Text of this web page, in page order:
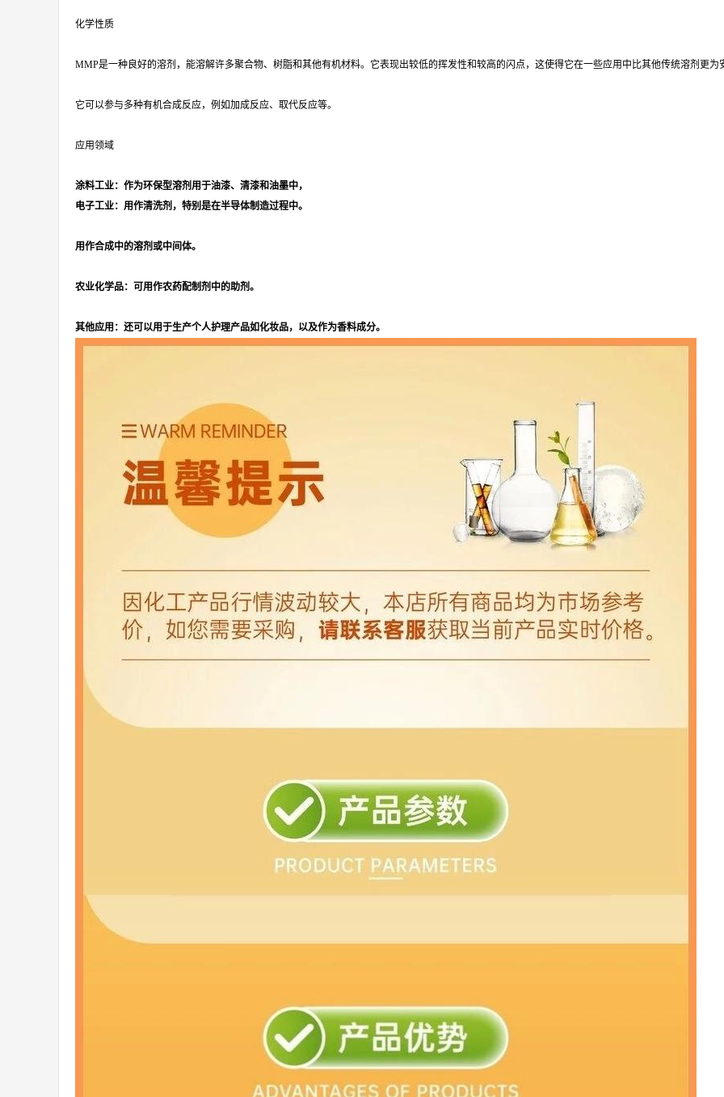
化学性质
MMP是一种良好的溶剂，能溶解许多聚合物、树脂和其他有机材料。它表现出较低的挥发性和较高的闪点，这使得它在一些应用中比其他传统溶剂更为
它可以参与多种有机合成反应，例如加成反应、取代反应等。
应用领域
涂料工业：作为环保型溶剂用于油漆、清漆和油墨中，
电子工业：用作清洗剂，特别是在半导体制造过程中。
用作合成中的溶剂或中间体。
农业化学品：可用作农药配制剂中的助剂。
其他应用：还可以用于生产个人护理产品如化妆品，以及作为香料成分。